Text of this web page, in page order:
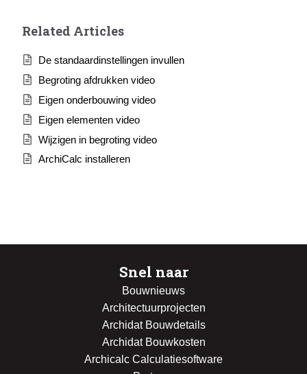
Related Articles
De standaardinstellingen invullen
Begroting afdrukken video
Eigen onderbouwing video
Eigen elementen video
Wijzigen in begroting video
ArchiCalc installeren
Snel naar
Bouwnieuws
Architectuurprojecten
Archidat Bouwdetails
Archidat Bouwkosten
Archicalc Calculatiesoftware